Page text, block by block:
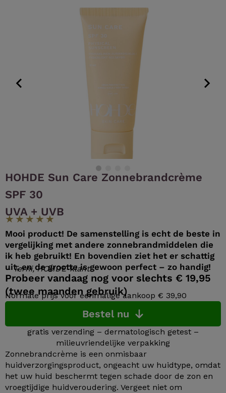
HOHDE Sun Care Zonnebrandcrème
SPF 30
UVA + UVB
Mooi product! De samenstelling is echt de beste in
vergelijking met andere zonnebrandmiddelen die
ik heb gebruikt! En bovendien ziet het er schattig
uit, en de grootte is gewoon perfect – zo handig!
★ ★ ★★★
– Terhi, HOHDE-klant
Probeer vandaag nog voor slechts € 19,95
(twee maanden gebruik)
Normale prijs voor eenmalige aankoop € 39,90
Bestel nu
gratis verzending – dermatologisch getest –
milieuvriendelijke verpakking
Zonnebrandcrème is een onmisbaar
huidverzorgingsproduct, ongeacht uw huidtype, omdat
het uw huid beschermt tegen schade door de zon en
vroegtijdige huidveroudering. Vergeet niet om